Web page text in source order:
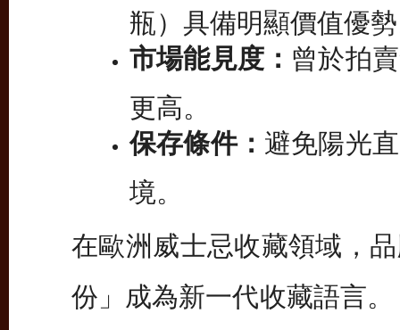
瓶）具備明顯價值優
市場能見度： 曾於拍
更高。
保存條件： 避免陽光
境。
在歐洲威士忌收藏領域，
份」成為新一代收藏語言